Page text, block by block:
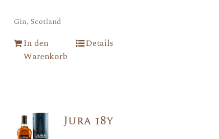
Gin, Scotland
In den
Warenkorb
Details
Jura 18y